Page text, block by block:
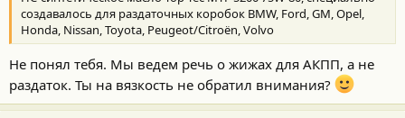
создавалось для раздаточных коробок BMW, Ford, GM, Opel,
Honda, Nissan, Toyota, Peugeot/Citroën, Volvo
Не понял тебя. Мы ведем речь о жижах для АКПП, а не
раздаток. Ты на вязкость не обратил внимания?